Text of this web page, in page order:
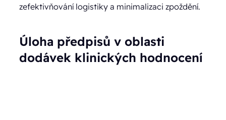
zefektivňování logistiky a minimalizaci zpoždění.
Úloha předpisů v oblasti
dodávek klinických hodnocení